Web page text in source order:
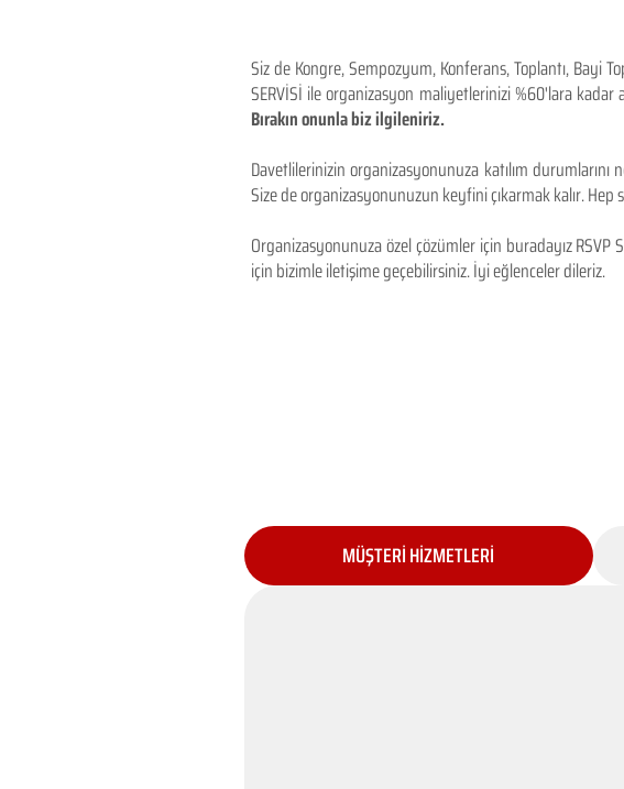
Siz de Kongre, Sempozyum, Konferans, Toplantı, Bayi
SERVİSİ ile organizasyon maliyetlerinizi %60'lara kadar
Bırakın onunla biz ilgileniriz.
Davetlilerinizin organizasyonunuza katılım
Size de organizasyonunuzun keyfini çıkarmak kalır.
Organizasyonunuza özel çözümler için buradayız
için bizimle iletişime geçebilirsiniz. İyi eğlenceler dileriz.
MÜŞTERİ HİZMETLERİ